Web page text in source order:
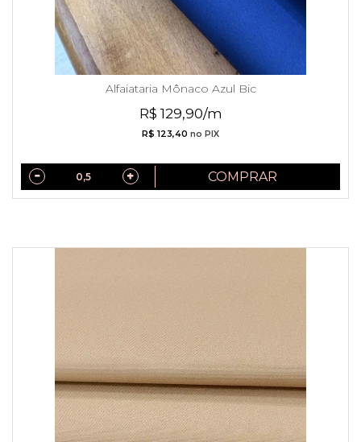
Alfaiataria Mônaco Azul Bic
R$ 129,90/m
R$ 123,40 no PIX
COMPRAR